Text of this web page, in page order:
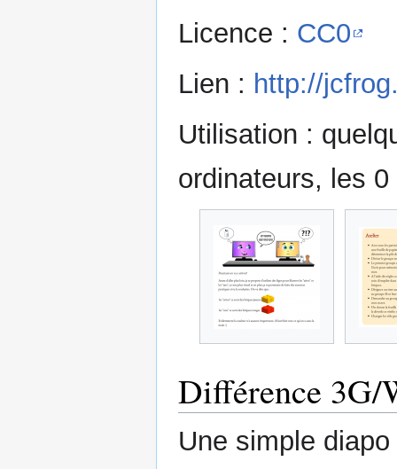
Licence : CC0
Lien : http://
Utilisation :
ordinateurs, les
Différence 3G/
Une simple